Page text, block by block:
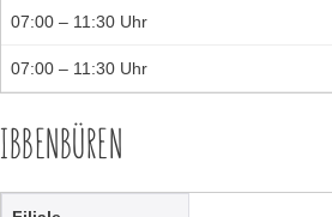
07:00 – 11:30 Uhr
07:00 – 11:30 Uhr
IBBENBÜREN